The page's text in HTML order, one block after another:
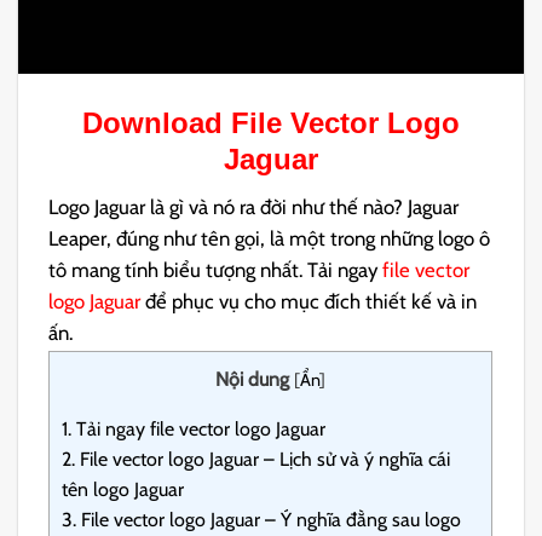
Download File Vector Logo
Jaguar
Logo Jaguar là gì và nó ra đời như thế nào? Jaguar
Leaper, đúng như tên gọi, là một trong những logo ô
tô mang tính biểu tượng nhất. Tải ngayfile vector
logo Jaguarđể phục vụ cho mục đích thiết kế và in
ấn.
Nội dung [Ẩn]
1. Tải ngay file vector logo Jaguar
2. File vector logo Jaguar – Lịch sử và ý nghĩa cái
tên logo Jaguar
3. File vector logo Jaguar – Ý nghĩa đằng sau logo